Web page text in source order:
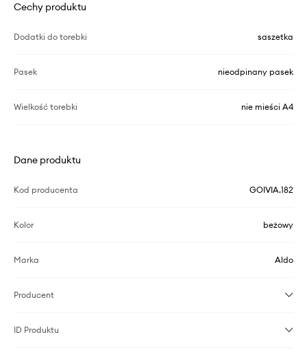
Cechy produktu
Dodatki do torebki saszetka
Pasek nieodpinany pasek
Wielkość torebki nie mieści A4
Dane produktu
Kod producenta GOIVIA.182
Kolor beżowy
Marka Aldo
Producent
ID Produktu